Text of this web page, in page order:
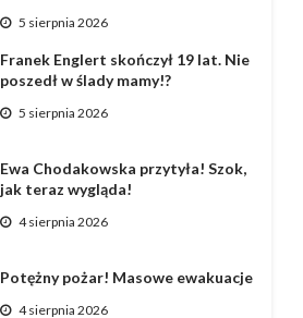
5 sierpnia 2026
Franek Englert skończył 19 lat. Nie
poszedł w ślady mamy!?
5 sierpnia 2026
Ewa Chodakowska przytyła! Szok,
jak teraz wygląda!
4 sierpnia 2026
Potężny pożar! Masowe ewakuacje
4 sierpnia 2026